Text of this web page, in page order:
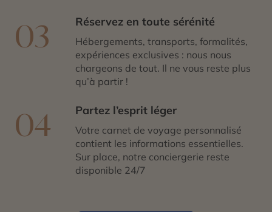
03 Réservez en toute sérénité
Hébergements, transports, formalités,
expériences exclusives : nous nous
chargeons de tout. Il ne vous reste plus
qu’à partir !
04 Partez l’esprit léger
Votre carnet de voyage personnalisé
contient les informations essentielles.
Sur place, notre conciergerie reste
disponible 24/7